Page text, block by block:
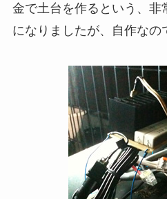
金で土台を作るという、非
になりましたが、自作な